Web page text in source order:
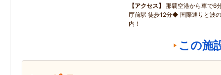
アクセス
那覇空港から車で6
庁前駅 徒歩12分◆ 国際通りと波
内！
この施